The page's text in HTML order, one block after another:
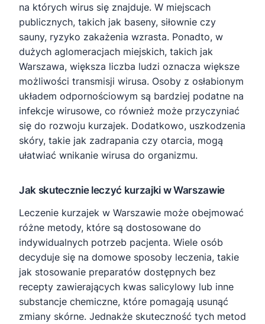
na których wirus się znajduje. W miejscach
publicznych, takich jak baseny, siłownie czy
sauny, ryzyko zakażenia wzrasta. Ponadto, w
dużych aglomeracjach miejskich, takich jak
Warszawa, większa liczba ludzi oznacza większe
możliwości transmisji wirusa. Osoby z osłabionym
układem odpornościowym są bardziej podatne na
infekcje wirusowe, co również może przyczyniać
się do rozwoju kurzajek. Dodatkowo, uszkodzenia
skóry, takie jak zadrapania czy otarcia, mogą
ułatwiać wnikanie wirusa do organizmu.
Jak skutecznie leczyć kurzajki w Warszawie
Leczenie kurzajek w Warszawie może obejmować
różne metody, które są dostosowane do
indywidualnych potrzeb pacjenta. Wiele osób
decyduje się na domowe sposoby leczenia, takie
jak stosowanie preparatów dostępnych bez
recepty zawierających kwas salicylowy lub inne
substancje chemiczne, które pomagają usunąć
zmiany skórne. Jednakże skuteczność tych metod